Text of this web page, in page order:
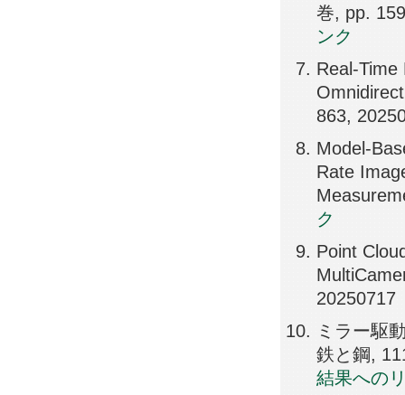
巻, pp.
ンク
Real-
863,
Model-
Rate
ク
Point
20250717
ミラー駆
鉄と鋼,
結果への